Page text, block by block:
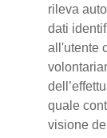
rileva
dati
all'utente
quale
visione